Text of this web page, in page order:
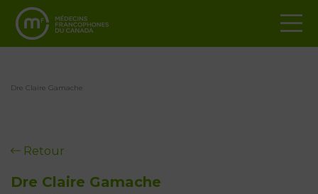
Dre Claire Gamache
Retour
Dre Claire Gamache